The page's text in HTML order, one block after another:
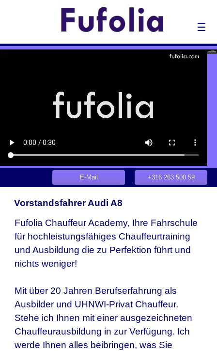
☰
+316 263 500 59
E-Mail
Vorstandsfahrer Audi A8
Fufolia Chauffeur Academy, Ihre Fahrschule
für hochleistungsfähiges Chauffeurtraining
und Ausbildung die zu Perfektion führt und
nichts weniger!
Mit über 20 Jahren Berufserfahrung als
Ausbilder und UHNWI-Privat Chauffeur.
Stehe ich Ihnen mit einer ausgezeichneten
Chauffeurausbildung in zur Verfügung. Ich
werde Ihnen alles beibringen, was Sie